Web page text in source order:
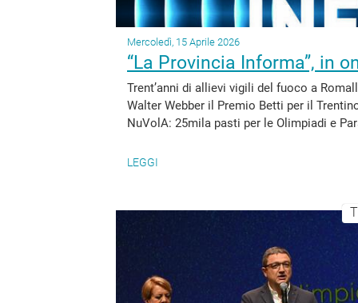
Mercoledì, 15 Aprile 2026
“La Provincia Informa”, in
Trent’anni di allievi vigili del fuoco a
Walter Webber il Premio Betti per il
NuVolA: 25mila pasti per le Olimpiadi e
LEGGI